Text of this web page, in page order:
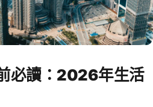
必讀：2026年生活